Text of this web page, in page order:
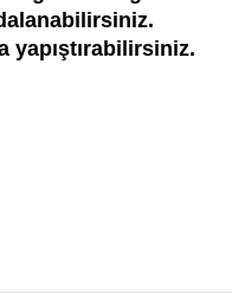
yapıştırabilirsiniz.